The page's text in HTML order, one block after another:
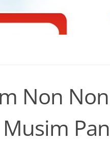
Non
Musim